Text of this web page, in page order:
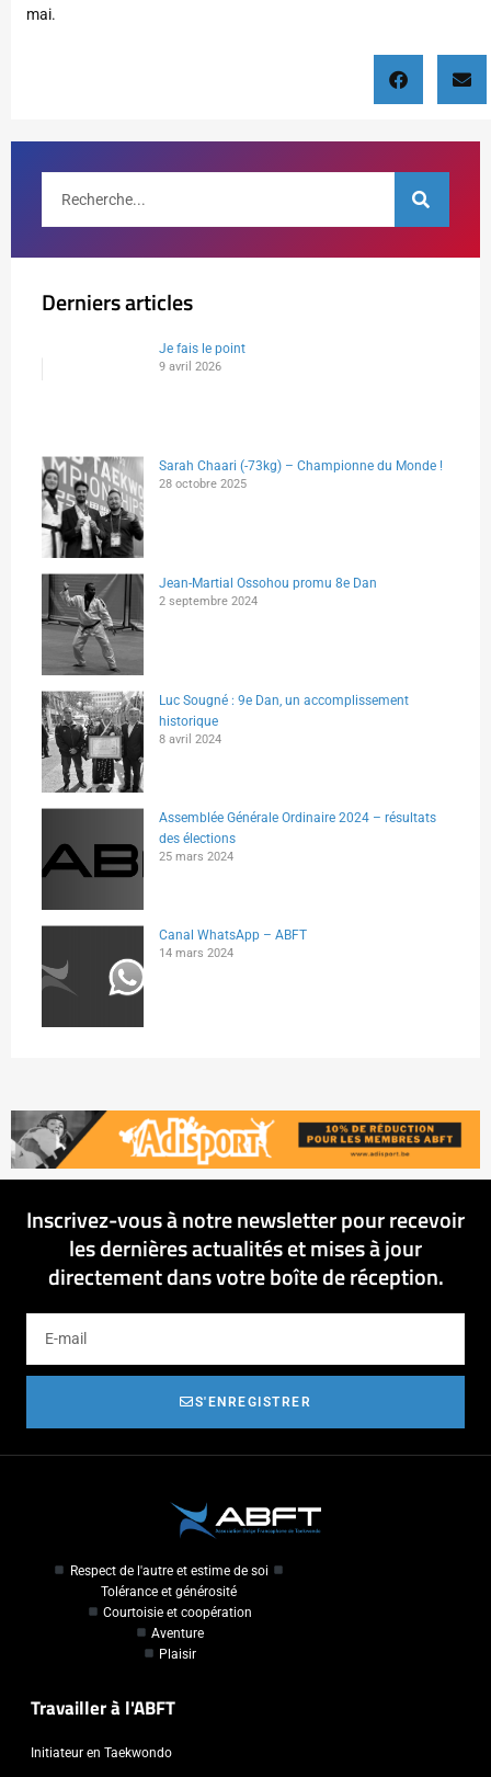
mai.
Derniers articles
Je fais le point
9 avril 2026
Sarah Chaari (-73kg) – Championne du Monde !
28 octobre 2025
Jean-Martial Ossohou promu 8e Dan
2 septembre 2024
Luc Sougné : 9e Dan, un accomplissement
historique
8 avril 2024
Assemblée Générale Ordinaire 2024 – résultats
des élections
25 mars 2024
Canal WhatsApp – ABFT
14 mars 2024
Inscrivez-vous à notre newsletter pour recevoir
les dernières actualités et mises à jour
directement dans votre boîte de réception.
S'ENREGISTRER
Respect de l'autre et estime de soi
Tolérance et générosité
Courtoisie et coopération
Aventure
Plaisir
Travailler à l'ABFT
Initiateur en Taekwondo